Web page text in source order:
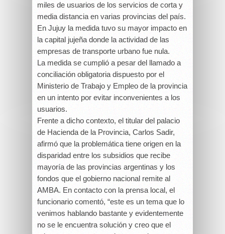
miles de usuarios de los servicios de corta y
media distancia en varias provincias del país.
En Jujuy la medida tuvo su mayor impacto en
la capital jujeña donde la actividad de las
empresas de transporte urbano fue nula.
La medida se cumplió a pesar del llamado a
conciliación obligatoria dispuesto por el
Ministerio de Trabajo y Empleo de la provincia
en un intento por evitar inconvenientes a los
usuarios.
Frente a dicho contexto, el titular del palacio
de Hacienda de la Provincia, Carlos Sadir,
afirmó que la problemática tiene origen en la
disparidad entre los subsidios que recibe
mayoría de las provincias argentinas y los
fondos que el gobierno nacional remite al
AMBA. En contacto con la prensa local, el
funcionario comentó, “este es un tema que lo
venimos hablando bastante y evidentemente
no se le encuentra solución y creo que el